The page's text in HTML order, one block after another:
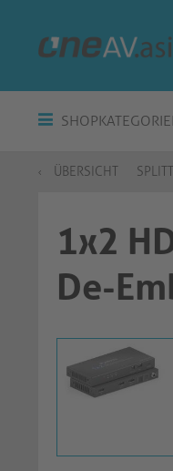
ÜBERSICHT
1x2
De-